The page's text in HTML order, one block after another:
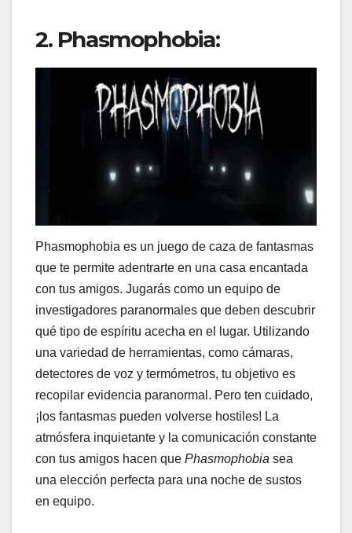
2. Phasmophobia:
Phasmophobia es un juego de caza de fantasmas
que te permite adentrarte en una casa encantada
con tus amigos. Jugarás como un equipo de
investigadores paranormales que deben descubrir
qué tipo de espíritu acecha en el lugar. Utilizando
una variedad de herramientas, como cámaras,
detectores de voz y termómetros, tu objetivo es
recopilar evidencia paranormal. Pero ten cuidado,
¡los fantasmas pueden volverse hostiles! La
atmósfera inquietante y la comunicación constante
con tus amigos hacen que Phasmophobia sea
una elección perfecta para una noche de sustos
en equipo.